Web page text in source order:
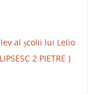
al școlii lui Lelio
2 PIETRE )